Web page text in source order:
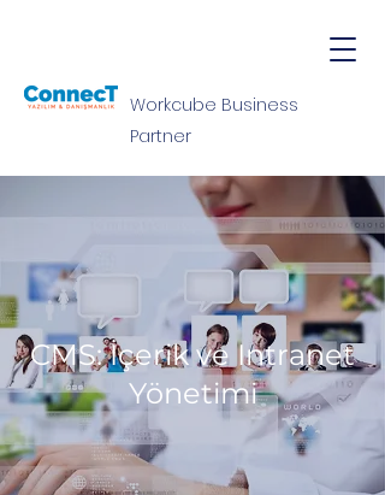
Workcube Business
Partner
CMS: İçerik ve Intranet
Yönetimi